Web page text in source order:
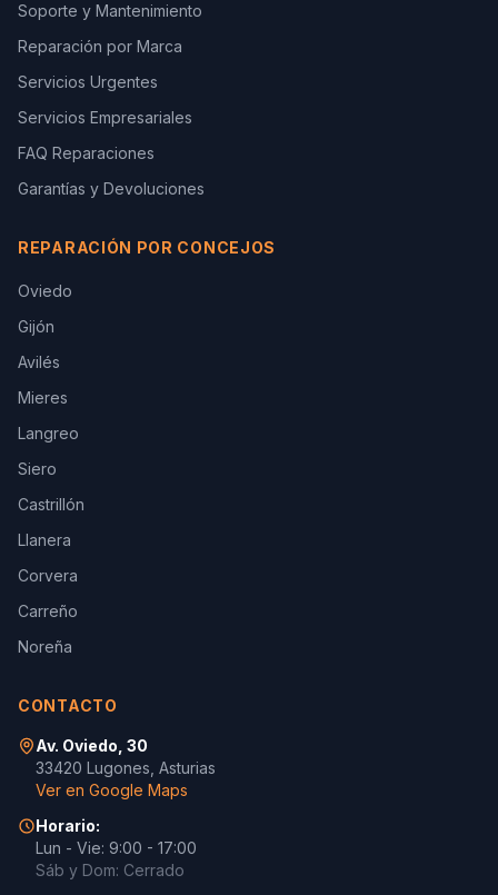
Soporte y Mantenimiento
Reparación por Marca
Servicios Urgentes
Servicios Empresariales
FAQ Reparaciones
Garantías y Devoluciones
REPARACIÓN POR CONCEJOS
Oviedo
Gijón
Avilés
Mieres
Langreo
Siero
Castrillón
Llanera
Corvera
Carreño
Noreña
CONTACTO
Av. Oviedo, 30
33420 Lugones, Asturias
Ver en Google Maps
Horario:
Lun - Vie: 9:00 - 17:00
Sáb y Dom: Cerrado